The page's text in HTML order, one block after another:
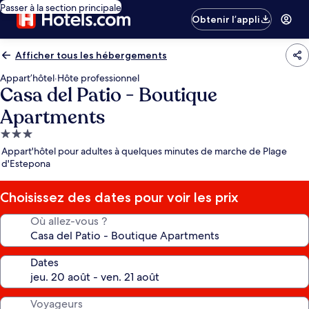
Passer à la section principale
Obtenir l’appli
Afficher tous les hébergements
Appart’hôtel·Hôte professionnel
Casa del Patio - Boutique
Apartments
Hébergement
3.0 étoiles
Appart'hôtel pour adultes à quelques minutes de marche de Plage
d'Estepona
Choisissez des dates pour voir les prix
Où allez-vous ?
Dates
Voyageurs